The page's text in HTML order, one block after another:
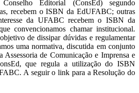
Editorial (ConsEd) segundo
recebem o ISBN da EdUFABC; outras
da UFABC recebem o ISBN da
convencionamos chamar institucional.
de dissipar dúvidas e regulamentar
uma normativa, discutida em conjunto
Assessoria de Comunicação e Imprensa e
que regula a utilização do ISBN
A seguir o link para a Resolução do